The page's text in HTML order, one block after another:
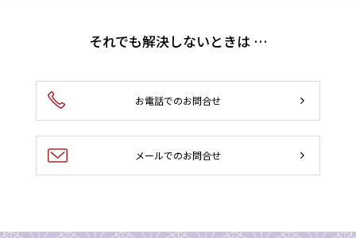
それでも解決しないときは …
お電話でのお問合せ
メールでのお問合せ